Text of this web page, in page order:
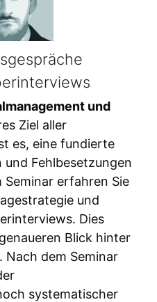
und
Ziel aller
es, eine fundierte
Fehlbesetzungen
Seminar erfahren Sie
und
Dies
Blick hinter
Nach dem Seminar
systematischer